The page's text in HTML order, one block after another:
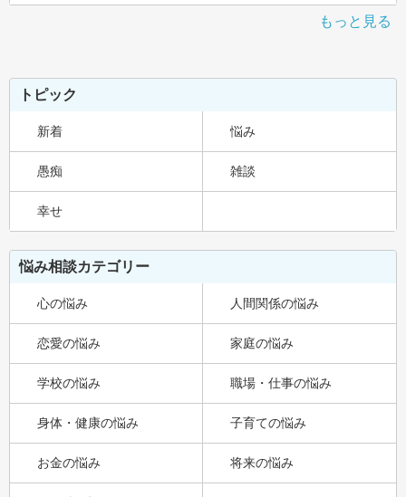
もっと見る
トピック
新着 悩み
愚痴 雑談
幸せ
悩み相談カテゴリー
心の悩み 人間関係の悩み
恋愛の悩み 家庭の悩み
学校の悩み 職場・仕事の悩み
身体・健康の悩み 子育ての悩み
お金の悩み 将来の悩み